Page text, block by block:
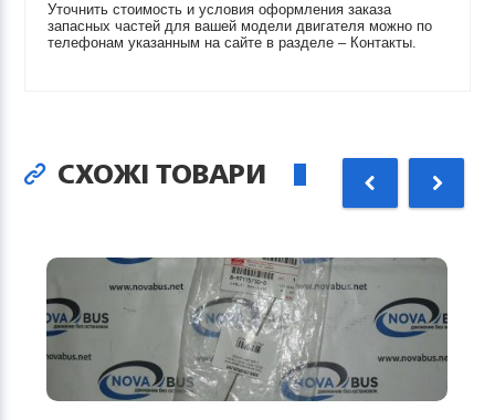
Уточнить стоимость и условия оформления заказа
запасных частей для вашей модели двигателя можно по
телефонам указанным на сайте в разделе – Контакты.
СХОЖІ ТОВАРИ